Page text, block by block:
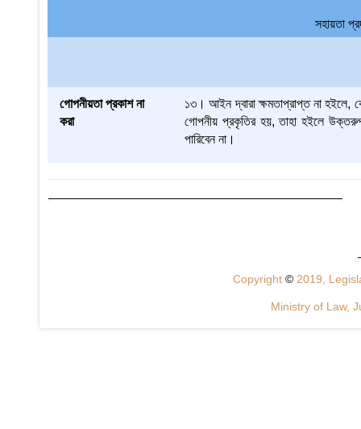
সহায়তা
গোপনীয়তা প্রকাশ না
করা
১৩। আইন দ্বারা ক্ষমতাপ্রাপ্ত না হইলে,
গোপনীয় প্রকৃতির হয়, তাহা হইলে উক্তরুপ
পারিবেন না।
Copyright © 2019,
Ministry of Law,